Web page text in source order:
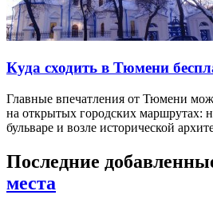
Куда сходить в Тюмени
Главные впечатления от Тюмени
на открытых городских маршрутах:
бульваре и возле исторической
Последние
места